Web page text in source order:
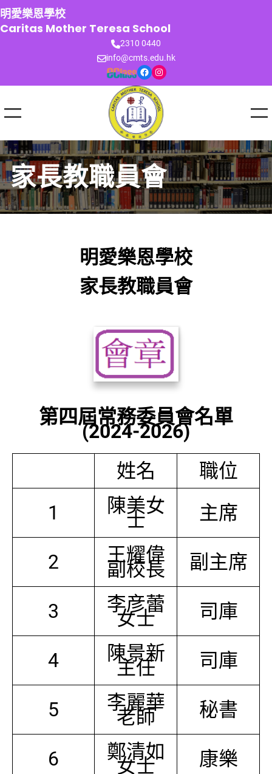
跳
至
主
明愛樂恩學校
Caritas Mother Teresa School
2310 0440
info@cmts.edu.hk
Facebook Instagram
家長教職員會
明愛樂恩學校
家長教職員會
第四屆常務委員會名單
(2024-2026)
姓名
職位
1
陳美女
士 主席
2 王耀偉
副校長 副主席
3 李彦蕾
女士 司庫
4 陳景新
主任 司庫
5 李麗華
老師 秘書
6 鄭清如
女士 康樂